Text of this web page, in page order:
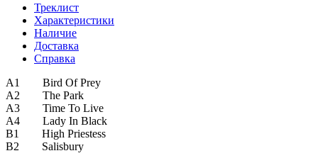
Треклист
Характеристики
Наличие
Доставка
Справка
A1 Bird Of Prey
A2 The Park
A3 Time To Live
A4 Lady In Black
B1 High Priestess
B2 Salisbury